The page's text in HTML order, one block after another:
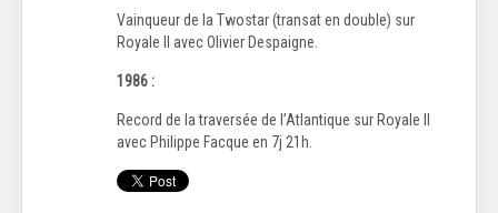
Vainqueur de la Twostar (transat en double) sur
Royale II avec Olivier Despaigne.
1986 :
Record de la traversée de l’Atlantique sur Royale II
avec Philippe Facque en 7j 21h.